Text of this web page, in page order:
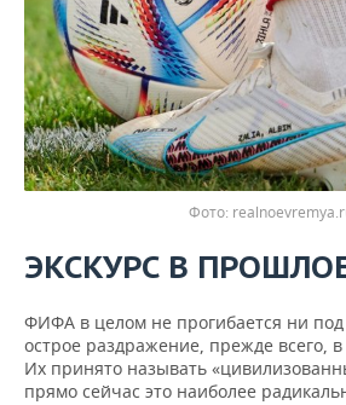
ЭКСКУРС В
ФИФА в целом не прогибается ни под
острое раздражение, прежде всего,
Их принято называть
прямо сейчас это наиболее